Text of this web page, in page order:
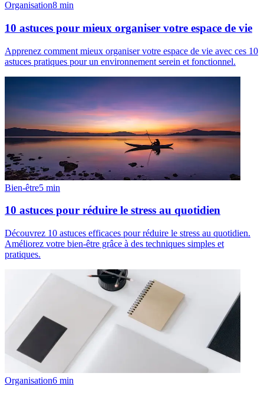
Organisation8 min
10 astuces pour mieux organiser votre espace de vie
Apprenez comment mieux organiser votre espace de vie avec ces 10
astuces pratiques pour un environnement serein et fonctionnel.
Bien-être5 min
10 astuces pour réduire le stress au quotidien
Découvrez 10 astuces efficaces pour réduire le stress au quotidien.
Améliorez votre bien-être grâce à des techniques simples et
pratiques.
Organisation6 min